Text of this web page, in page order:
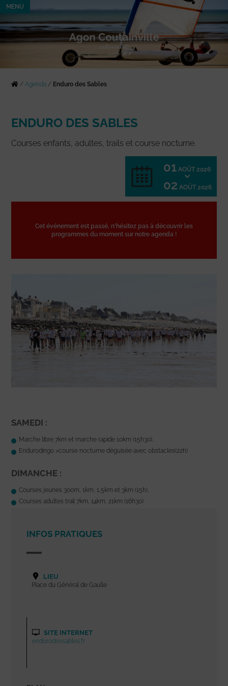
MENU
/Agenda / Enduro des Sables
ENDURO DES SABLES
Courses enfants, adultes, trails et course nocturne.
01 AOÛT 2026
02 AOÛT 2026
Cet événement est passé, n'hésitez pas à découvrir les
programmes du moment sur notre agenda !
SAMEDI :
Marche libre 7km et marche rapide 10km (15h30),
Endurodingo >course nocturne déguisée avec obstacles(22h)
DIMANCHE :
Courses jeunes 300m, 1km, 1,5km et 3km (15h),
Courses adultes trail 7km, 14km, 21km (16h30)
INFOS PRATIQUES
LIEU
Place du Général de Gaulle
SITE INTERNET
endurodessables.fr